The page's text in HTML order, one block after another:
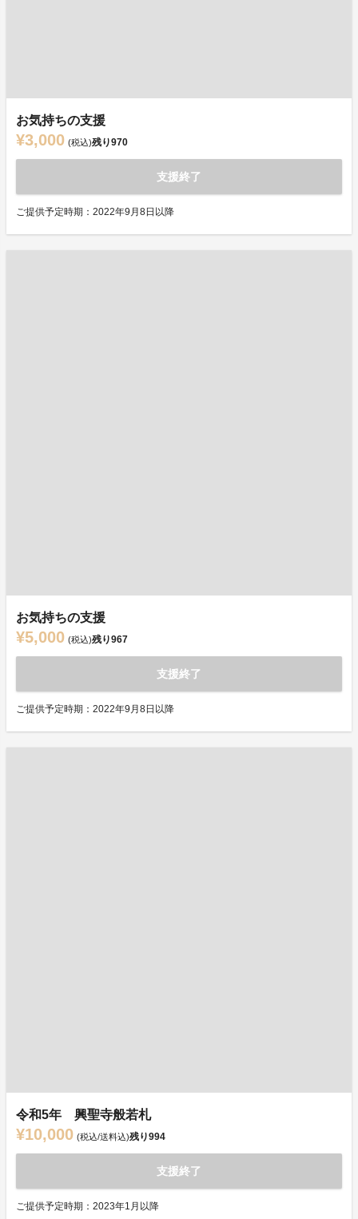
お気持ちの支援
¥3,000 (税込)残り970
支援終了
ご提供予定時期：2022年9月8日以降
お気持ちの支援
¥5,000 (税込)残り967
支援終了
ご提供予定時期：2022年9月8日以降
令和5年 興聖寺般若札
¥10,000 (税込/送料込)残り994
支援終了
ご提供予定時期：2023年1月以降